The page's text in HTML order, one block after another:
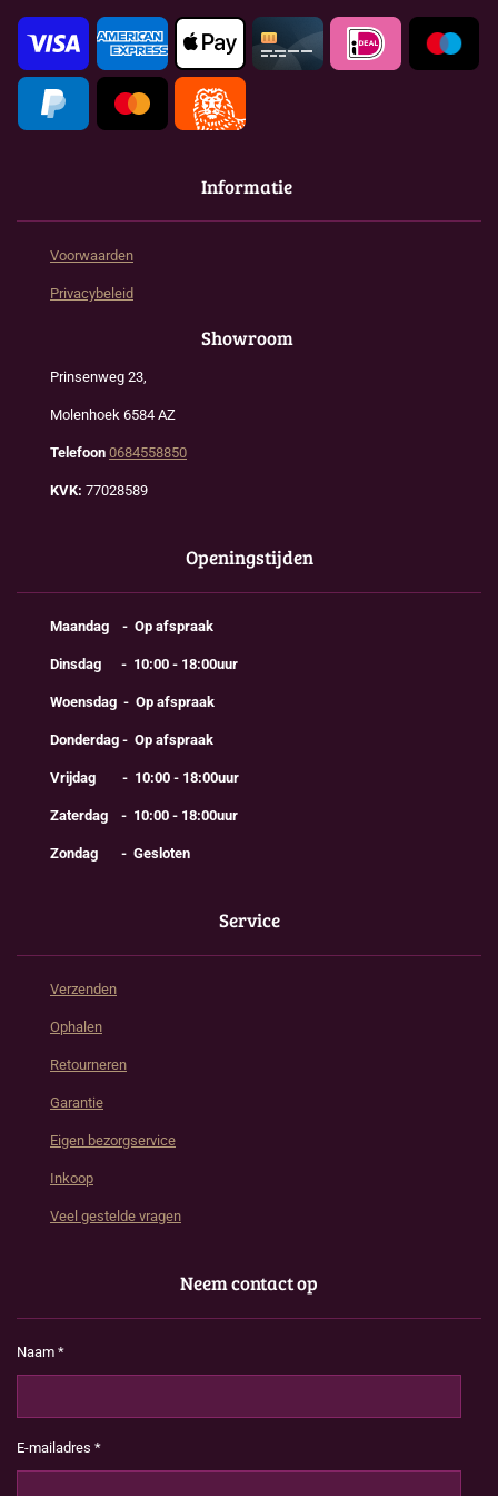
k
a
m
p
Informatie
Voorwaarden
Privacybeleid
Showroom
Prinsenweg 23,
Molenhoek 6584 AZ
Telefoon 0684558850
KVK: 77028589
Openingstijden
Maandag - Op afspraak
Dinsdag - 10:00 - 18:00uur
Woensdag - Op afspraak
Donderdag - Op afspraak
Vrijdag - 10:00 - 18:00uur
Zaterdag - 10:00 - 18:00uur
Zondag - Gesloten
Service
Verzenden
Ophalen
Retourneren
Garantie
Eigen bezorgservice
Inkoop
Veel gestelde vragen
Neem contact op
Naam *
E-mailadres *